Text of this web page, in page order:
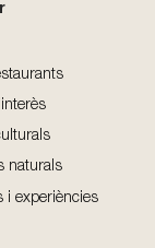
naturals
i experiències